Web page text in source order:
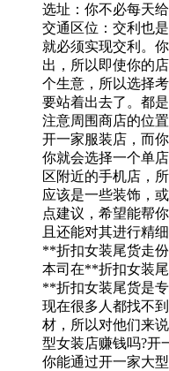
选址：你不必每天给
交通区位：交利也
就必须实现交利。
出，所以即使你的
个生意，所以选择
要站着出去了。都
注意周围商店的位
开一家服装店，而
你就会选择一个单
区附近的手机店，
应该是一些装饰，
点建议，希望能帮
且还能对其进行精
**折扣女装尾货走
本司在**折扣女装
**折扣女装尾货是
现在很多人都找不
材，所以对他们来
型女装店赚钱吗?开
你能通过开一家大